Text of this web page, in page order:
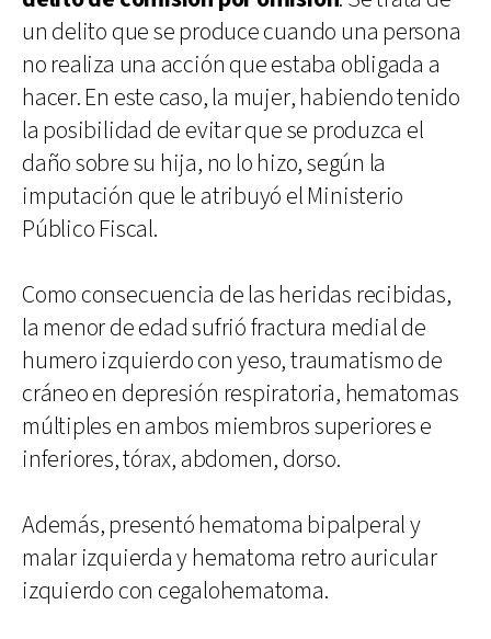
un delito que se produce cuando una persona
no realiza una acción que estaba obligada a
hacer. En este caso, la mujer, habiendo tenido
la posibilidad de evitar que se produzca el
daño sobre su hija, no lo hizo, según la
imputación que le atribuyó el Ministerio
Público Fiscal.
Como consecuencia de las heridas recibidas,
la menor de edad sufrió fractura medial de
humero izquierdo con yeso, traumatismo de
cráneo en depresión respiratoria, hematomas
múltiples en ambos miembros superiores e
inferiores, tórax, abdomen, dorso.
Además, presentó hematoma bipalperal y
malar izquierda y hematoma retro auricular
izquierdo con cegalohematoma.